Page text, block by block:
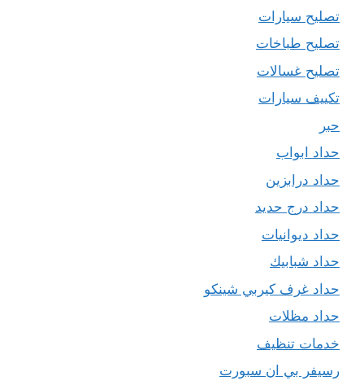
تصليح سيارات
تصليح طباخات
تصليح غسالات
تكييف سيارات
حبر
حداد ابواب
حداد درابزين
حداد درج حديد
حداد ديوانيات
حداد شبابيك
حداد غرف كيربي شينكو
حداد مظلات
خدمات تنظيف
رسيفر بي ان سبورت